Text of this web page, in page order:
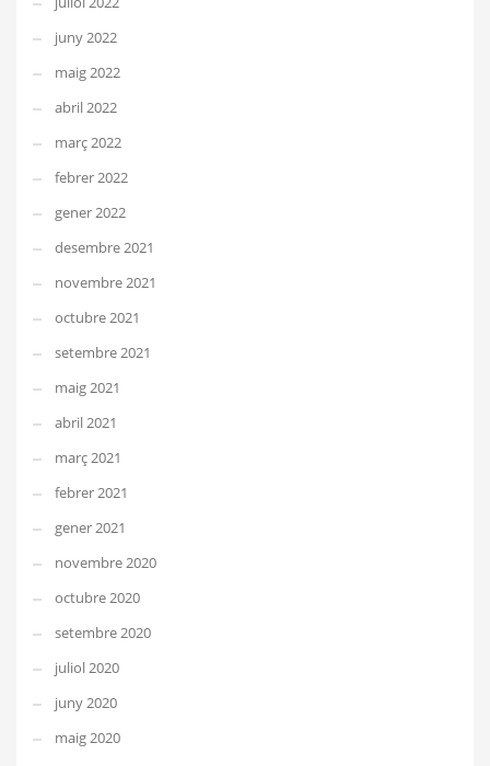
juny 2022
maig 2022
abril 2022
març 2022
febrer 2022
gener 2022
desembre 2021
novembre 2021
octubre 2021
setembre 2021
maig 2021
abril 2021
març 2021
febrer 2021
gener 2021
novembre 2020
octubre 2020
setembre 2020
juliol 2020
juny 2020
maig 2020